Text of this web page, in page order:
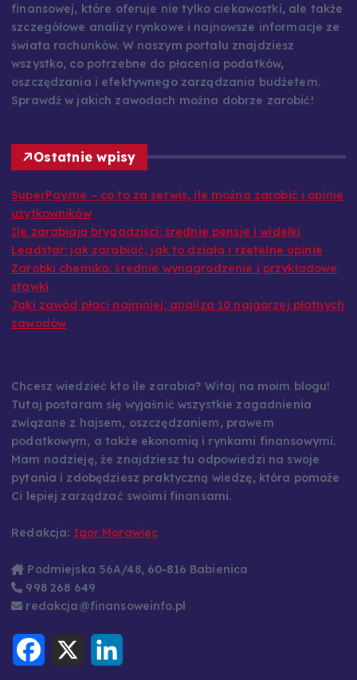
finansowej, które oferuje nie tylko ciekawostki, ale także
szczegółowe analizy rynkowe i najnowsze informacje ze
świata rachunków. W naszym portalu znajdziesz
wszystko, co potrzebne do płacenia podatków,
oszczędzania i efektywnego zarządzania budżetem.
Sprawdź w jakich zawodach można dobrze zarobić!
Ostatnie wpisy
SuperPay.me – co to za serwis, ile można zarobić i opinie
użytkowników
Ile zarabiają brygadziści: średnie pensje i widełki
Leadstar: jak zarabiać, jak to działa i rzetelne opinie
Zarobki chemika: średnie wynagrodzenie i przykładowe
stawki
Jaki zawód płaci najmniej: analiza 10 najgorzej płatnych
zawodów
Chcesz wiedzieć kto ile zarabia? Witaj na moim blogu!
Tutaj postaram się wyjaśnić wszystkie zagadnienia
związane z hajsem, oszczędzaniem, prawem
podatkowym, a także ekonomią i rynkami finansowymi.
Mam nadzieję, że znajdziesz tu odpowiedzi na swoje
pytania i zdobędziesz praktyczną wiedzę, która pomoże
Ci lepiej zarządzać swoimi finansami.
Redakcja: Igor Morawiec
Podmiejska 56A/48, 60-816 Babienica
998 268 649
redakcja@finansoweinfo.pl
X